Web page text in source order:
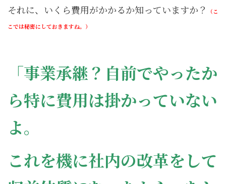
それに、いくら費用がかかるか知っていますか？
（こ
こでは秘密にしておきますね。）
「事業承継？自前でやったか
ら特に費用は掛かっていない
よ。
これを機に社内の改革をして